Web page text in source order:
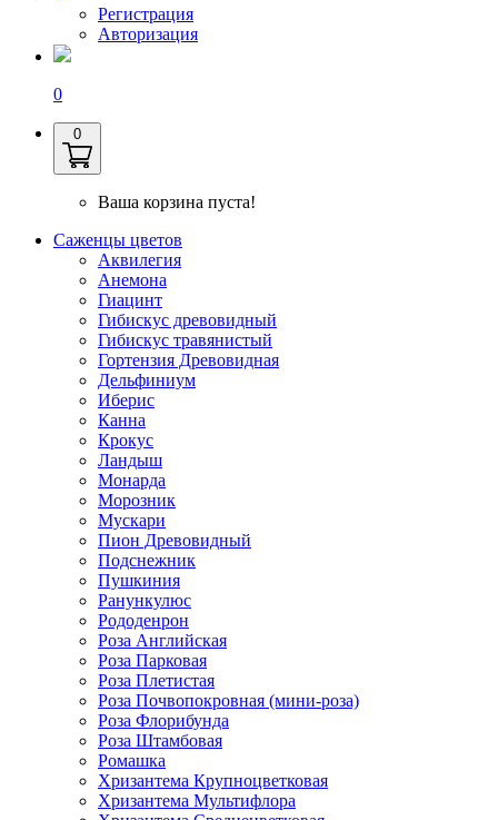
Регистрация
Авторизация
0
0
Ваша корзина пуста!
Саженцы цветов
Аквилегия
Анемона
Гиацинт
Гибискус древовидный
Гибискус травянистый
Гортензия Древовидная
Дельфиниум
Иберис
Канна
Крокус
Ландыш
Монарда
Морозник
Мускари
Пион Древовидный
Подснежник
Пушкиния
Ранункулюс
Рододенрон
Роза Английская
Роза Парковая
Роза Плетистая
Роза Почвопокровная (мини-роза)
Роза Флорибунда
Роза Штамбовая
Ромашка
Хризантема Крупноцветковая
Хризантема Мультифлора